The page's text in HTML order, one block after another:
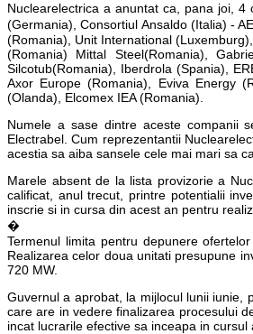
Nuclearelectrica a anuntat ca, pana joi,
(Germania), Consortiul Ansaldo (Italia) -
(Romania), Unit International
(Romania) Mittal Steel(Romania),
Silcotub(Romania), Iberdrola (Spania),
Axor Europe (Romania), Eviva Energy
(Olanda), Elcomex IEA (Romania).
Numele a sase dintre aceste companii
Electrabel. Cum reprezentantii
acestia sa aiba sansele cele mai mari sa
Marele absent de la lista provizorie a
calificat, anul trecut, printre potentialii
inscrie si in cursa din acest an pentru
�
Termenul limita pentru depunere
Realizarea celor doua unitati presupune
720 MW.
Guvernul a aprobat, la mijlocul lunii iunie,
care are in vedere finalizarea procesului
incat lucrarile efective sa inceapa in